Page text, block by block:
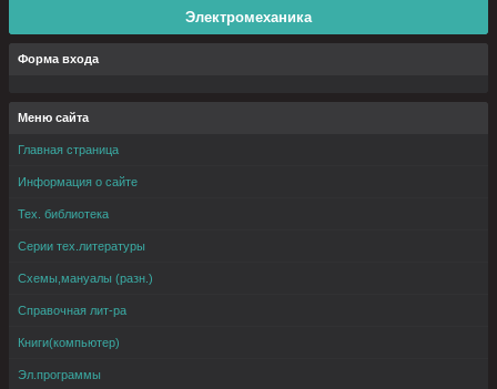
Электромеханика
Форма входа
Меню сайта
Главная страница
Информация о сайте
Тех. библиотека
Серии тех.литературы
Схемы,мануалы (разн.)
Справочная лит-ра
Книги(компьютер)
Эл.программы